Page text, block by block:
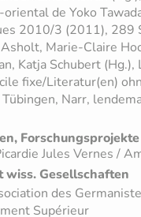
de Yoko
2010/3 (2011), 289
Marie-Claire
Katja Schubert
fixe/Literatur(en)
Narr,
Forschungsprojekte
Jules Vernes /
Gesellschaften
des
Supérieur